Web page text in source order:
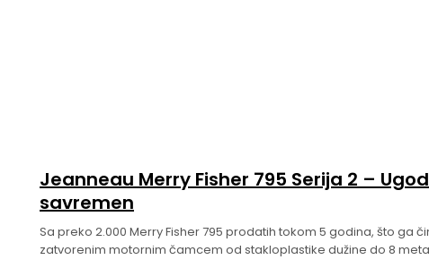
Jeanneau Merry Fisher 795 Serija 2 –
savremen
Sa preko 2.000 Merry Fisher 795 prodatih tokom 5 godina, što ga
zatvorenim motornim čamcem od stakloplastike dužine do 8